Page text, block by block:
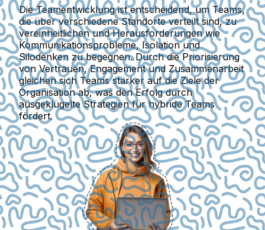
Die Teamentwicklung ist entscheidend, um Teams,
die über verschiedene Standorte verteilt sind, zu
vereinheitlichen und Herausforderungen wie
Kommunikationsprobleme, Isolation und
Silodenken zu begegnen. Durch die Priorisierung
von Vertrauen, Engagement und Zusammenarbeit
gleichen sich Teams stärker auf die Ziele der
Organisation ab, was den Erfolg durch
ausgeklügelte Strategien für hybride Teams
fördert.